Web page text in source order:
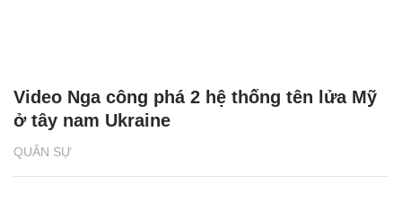
QUÂN SỰ
Video Nga công phá 2 hệ thống tên lửa Mỹ
ở tây nam Ukraine